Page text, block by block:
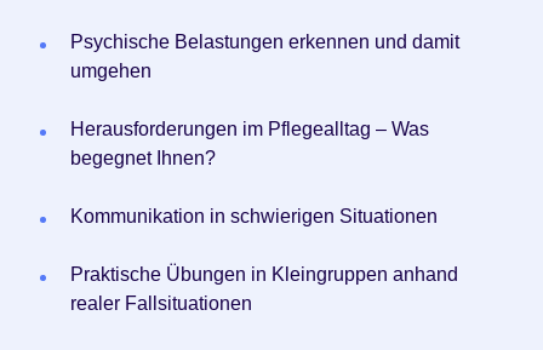
Psychische Belastungen erkennen und damit
umgehen
Herausforderungen im Pflegealltag – Was
begegnet Ihnen?
Kommunikation in schwierigen Situationen
Praktische Übungen in Kleingruppen anhand
realer Fallsituationen